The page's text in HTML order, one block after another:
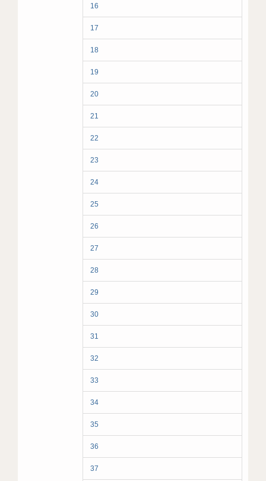
16
17
18
19
20
21
22
23
24
25
26
27
28
29
30
31
32
33
34
35
36
37